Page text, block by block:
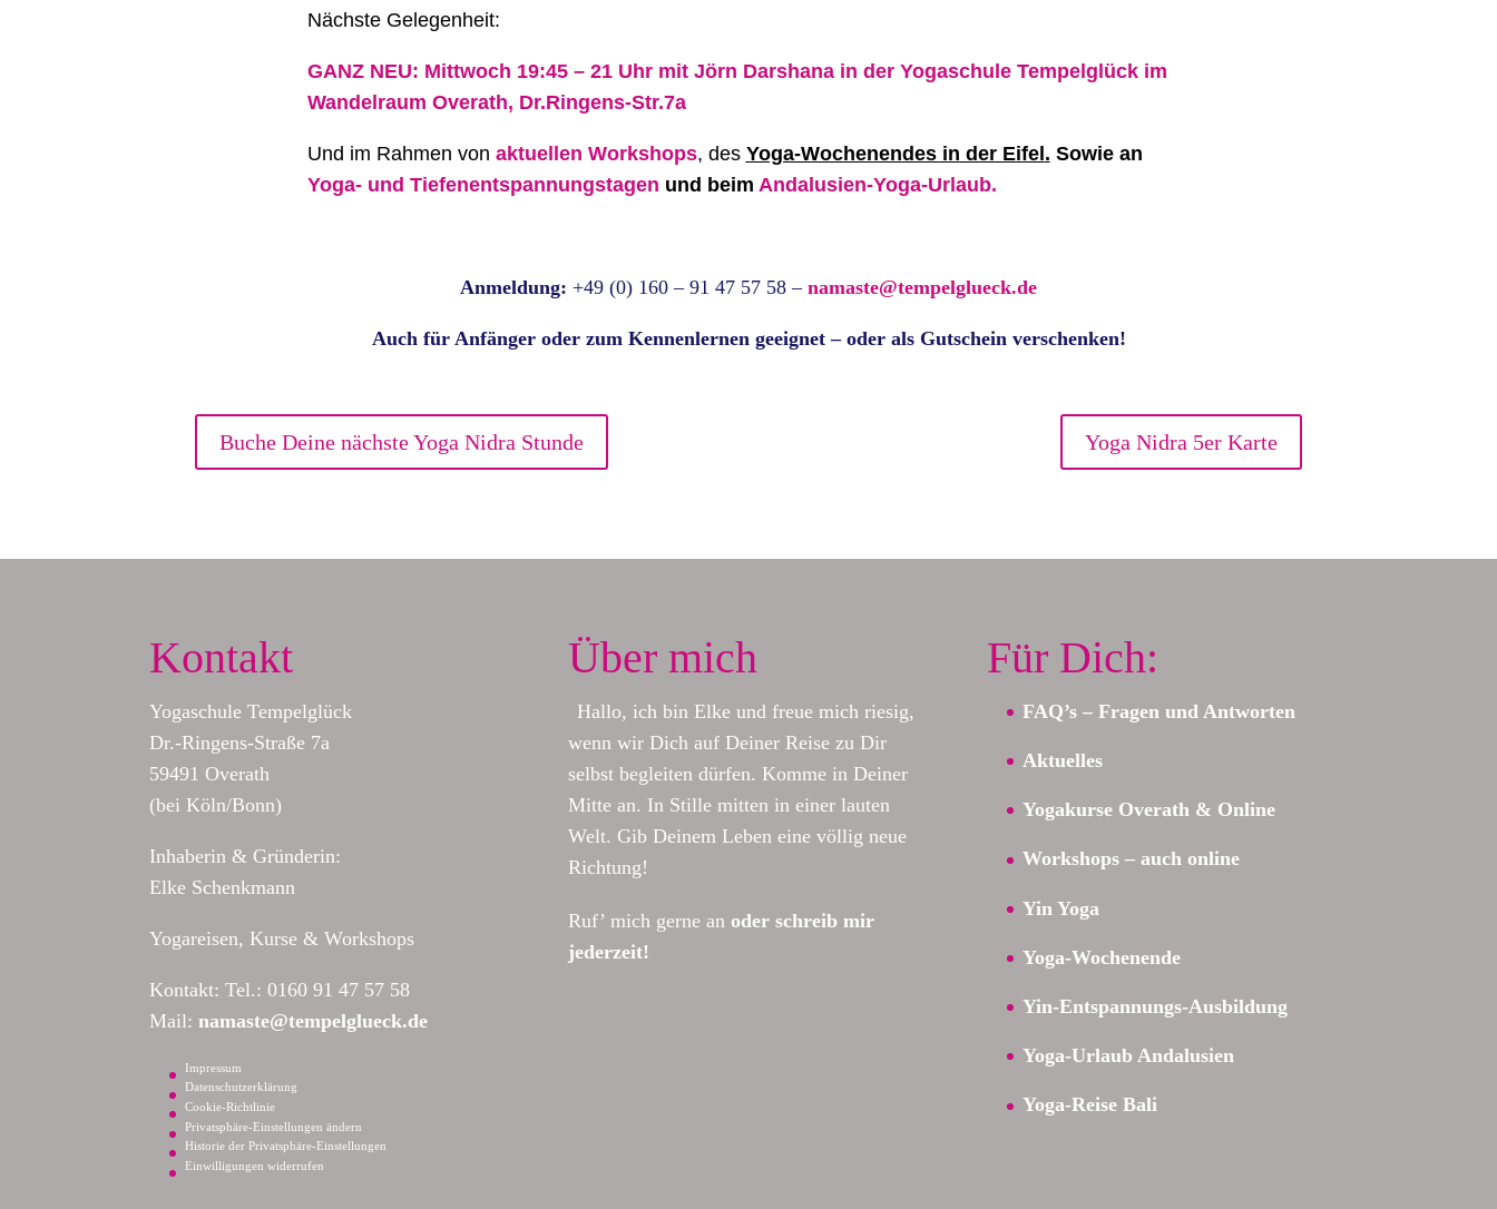
Nächste Gelegenheit:
GANZ NEU: Mittwoch 19:45 – 21 Uhr mit Jörn Darshana in der Yogaschule Tempelglück im
Wandelraum Overath, Dr.Ringens-Str.7a
Und im Rahmen von aktuellen Workshops, des Yoga-Wochenendes in der Eifel. Sowie an
Yoga- und Tiefenentspannungstagen und beim Andalusien-Yoga-Urlaub.
Anmeldung: +49 (0) 160 – 91 47 57 58 – namaste@tempelglueck.de
Auch für Anfänger oder zum Kennenlernen geeignet– oder als Gutschein verschenken!
Buche Deine nächste Yoga Nidra Stunde Yoga Nidra 5er Karte
Kontakt
Yogaschule Tempelglück
Dr.-Ringens-Straße 7a
59491 Overath
(bei Köln/Bonn)
Inhaberin & Gründerin:
Elke Schenkmann
Yogareisen, Kurse & Workshops
Kontakt: Tel.: 0160 91 47 57 58
Mail:namaste@tempelglueck.de
Impressum
Datenschutzerklärung
Cookie-Richtlinie
Privatsphäre-Einstellungen ändern
Historie der Privatsphäre-Einstellungen
Einwilligungen widerrufen
Über mich
Hallo, ich bin Elke und freue mich riesig,
wenn wir Dich auf Deiner Reise zu Dir
selbst begleiten dürfen. Komme in Deiner
Mitte an. In Stille mitten in einer lauten
Welt. Gib Deinem Leben eine völlig neue
Richtung!
Ruf’ mich gerne anoder schreib mir
jederzeit!
Für Dich:
FAQ’s – Fragen und Antworten
Aktuelles
Yogakurse Overath & Online
Workshops – auch online
Yin Yoga
Yoga-Wochenende
Yin-Entspannungs-Ausbildung
Yoga-Urlaub Andalusien
Yoga-Reise Bali